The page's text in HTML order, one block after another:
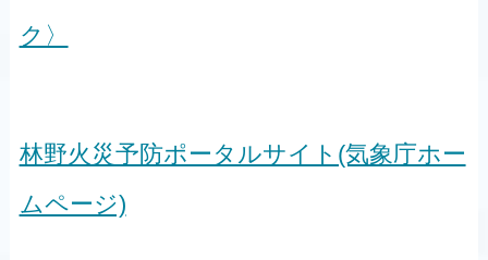
ク〉
林野火災予防ポータルサイト(気象庁ホー
ムページ)